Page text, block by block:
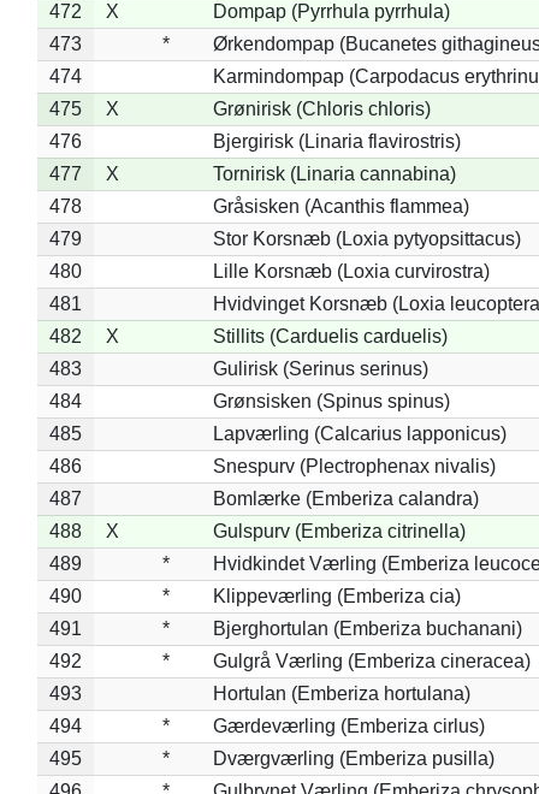
472
X
Dompap (Pyrrhula pyrrhula)
473
*
Ørkendompap (Bucanetes
474
Karmindompap (Carpodacus
475
X
Grønirisk (Chloris chloris)
476
Bjergirisk (Linaria flavirostris)
477
X
Tornirisk (Linaria cannabina)
478
Gråsisken (Acanthis flammea)
479
Stor Korsnæb (Loxia pytyopsittacus)
480
Lille Korsnæb (Loxia curvirostra)
481
Hvidvinget Korsnæb (Loxia
482
X
Stillits (Carduelis carduelis)
483
Gulirisk (Serinus serinus)
484
Grønsisken (Spinus spinus)
485
Lapværling (Calcarius lapponicus)
486
Snespurv (Plectrophenax nivalis)
487
Bomlærke (Emberiza calandra)
488
X
Gulspurv (Emberiza citrinella)
489
*
Hvidkindet Værling (Emberiza
490
*
Klippeværling (Emberiza cia)
491
*
Bjerghortulan (Emberiza buchanani)
492
*
Gulgrå Værling (Emberiza cineracea)
493
Hortulan (Emberiza hortulana)
494
*
Gærdeværling (Emberiza cirlus)
495
*
Dværgværling (Emberiza pusilla)